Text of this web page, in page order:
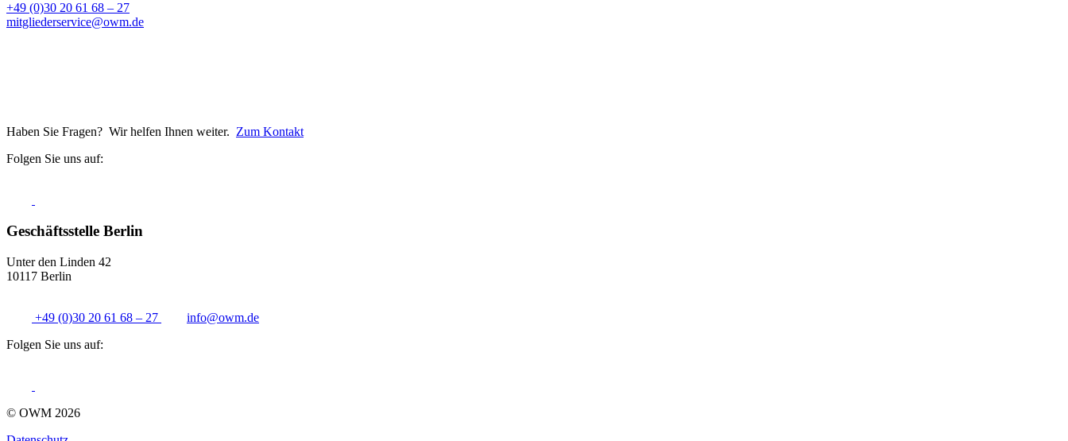
+49 (0)30 20 61 68 – 27
mitgliederservice@owm.de
Haben Sie Fragen? Wir helfen Ihnen weiter. Zum Kontakt
Folgen Sie uns auf:
Geschäftsstelle Berlin
Unter den Linden 42
10117 Berlin
+49 (0)30 20 61 68 – 27 info@owm.de
Folgen Sie uns auf:
© OWM 2026